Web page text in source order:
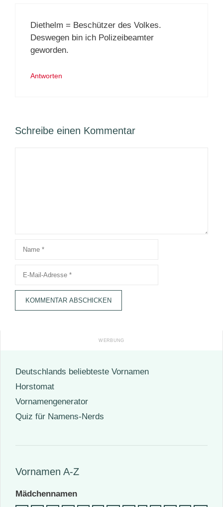
Diethelm = Beschützer des Volkes.
Deswegen bin ich Polizeibeamter
geworden.
Antworten
Schreibe einen Kommentar
Name
Adresse
Deutschlands beliebteste Vornamen
Horstomat
Vornamengenerator
Quiz für Namens-Nerds
Vornamen A-Z
Mädchennamen